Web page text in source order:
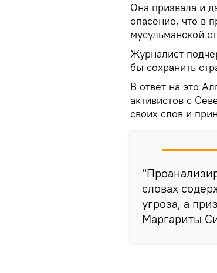
Она призвала и
опасение, что в
мусульманской
Журналист
бы сохранить
В ответ на это
активистов с
своих слов и
словах
угроза, а
Маргариты